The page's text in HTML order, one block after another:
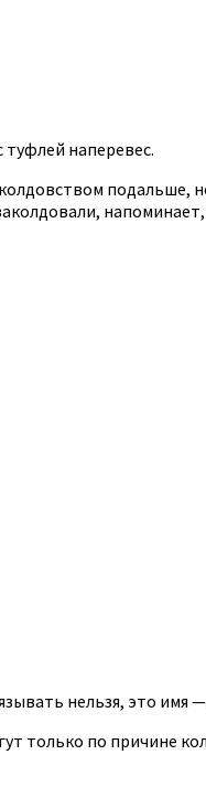
туфлей наперевес.
подальше,
нельзя, это имя
только по причине